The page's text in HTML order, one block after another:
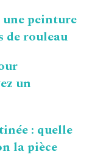
peinture
de rouleau
un
: quelle
la pièce